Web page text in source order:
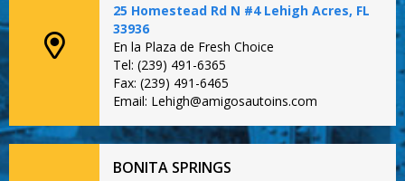
25 Homestead Rd N #4 Lehigh Acres, FL
33936
En la Plaza de Fresh Choice
Tel: (239) 491-6365
Fax: (239) 491-6465
Email: Lehigh@amigosautoins.com
BONITA SPRINGS